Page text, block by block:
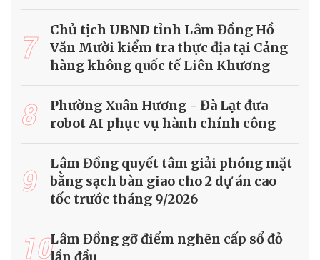
7
Chủ tịch UBND tỉnh Lâm Đồng Hồ
Văn Mười kiểm tra thực địa tại Cảng
hàng không quốc tế Liên Khương
8
Phường Xuân Hương - Đà Lạt đưa
robot AI phục vụ hành chính công
9
Lâm Đồng quyết tâm giải phóng mặt
bằng sạch bàn giao cho 2 dự án cao
tốc trước tháng 9/2026
10Lâm Đồng gỡ điểm nghẽn cấp sổ đỏ